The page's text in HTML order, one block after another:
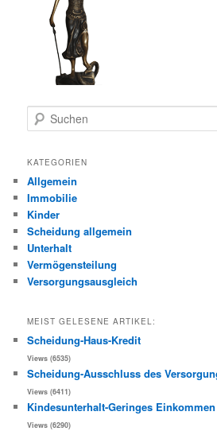
u
h
n
KATEGORIEN
Allgemein
Immobilie
Kinder
Scheidung allgemein
Unterhalt
Vermögensteilung
Versorgungsausgleich
MEIST GELESENE ARTIKEL:
Scheidung-Haus-Kredit
Views (6535)
Scheidung-Ausschluss des
Views (6411)
Kindesunterhalt-Geringes Einkommen
Views (6290)